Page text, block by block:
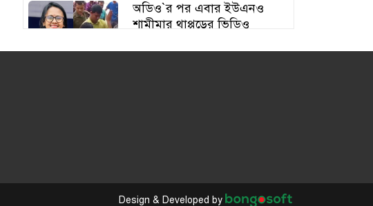
অডিও‍‍`র পর এবার ইউএনও
শামীমার থাপ্পড়ের ভিডিও
Design & Developed by